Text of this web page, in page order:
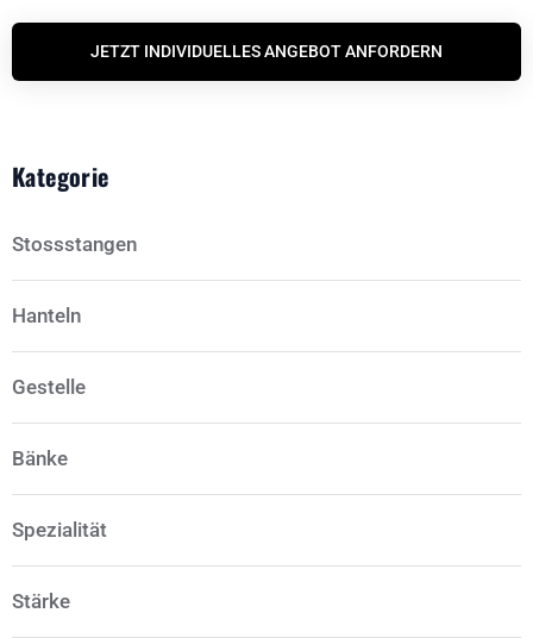
JETZT INDIVIDUELLES ANGEBOT ANFORDERN
Kategorie
Stossstangen
Hanteln
Gestelle
Bänke
Spezialität
Stärke